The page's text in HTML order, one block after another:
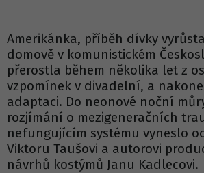
Amerikánka, příběh dívky
domově v komunistickém
přerostla během několika let z
vzpomínek v divadelní, a
adaptaci. Do neonové noční
rozjímání o mezigeneračních
nefungujícím systému vyneslo
Viktoru Taušovi a autorovi
návrhů kostýmů Janu Kadlecovi.